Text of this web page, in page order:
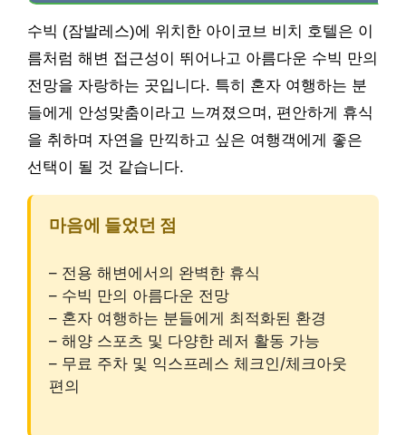
수빅 (잠발레스)에 위치한 아이코브 비치 호텔은 이
름처럼 해변 접근성이 뛰어나고 아름다운 수빅 만의
전망을 자랑하는 곳입니다. 특히 혼자 여행하는 분
들에게 안성맞춤이라고 느껴졌으며, 편안하게 휴식
을 취하며 자연을 만끽하고 싶은 여행객에게 좋은
선택이 될 것 같습니다.
마음에 들었던 점
– 전용 해변에서의 완벽한 휴식
– 수빅 만의 아름다운 전망
– 혼자 여행하는 분들에게 최적화된 환경
– 해양 스포츠 및 다양한 레저 활동 가능
– 무료 주차 및 익스프레스 체크인/체크아웃
편의